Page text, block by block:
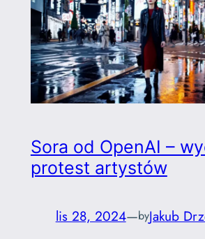
Sora od OpenAI –
protest artystów
lis 28, 2024—byJakub